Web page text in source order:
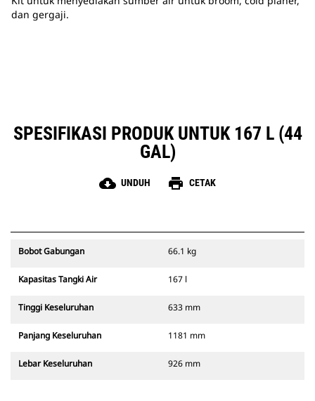
dan gergaji.
SPESIFIKASI PRODUK UNTUK 167 L (44
GAL)
cloud_download UNDUH print CETAK
Bobot Gabungan 66.1 kg
Kapasitas Tangki Air 167 l
Tinggi Keseluruhan 633 mm
Panjang Keseluruhan 1181 mm
Lebar Keseluruhan 926 mm